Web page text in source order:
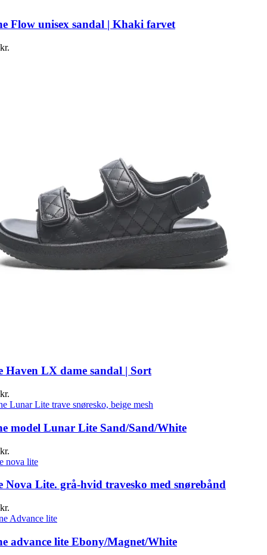
Flow unisex sandal | Khaki farvet
kr.
Haven LX dame sandal | Sort
kr.
model Lunar Lite Sand/Sand/White
kr.
Nova Lite. grå-hvid travesko med snørebånd
kr.
advance lite Ebony/Magnet/White